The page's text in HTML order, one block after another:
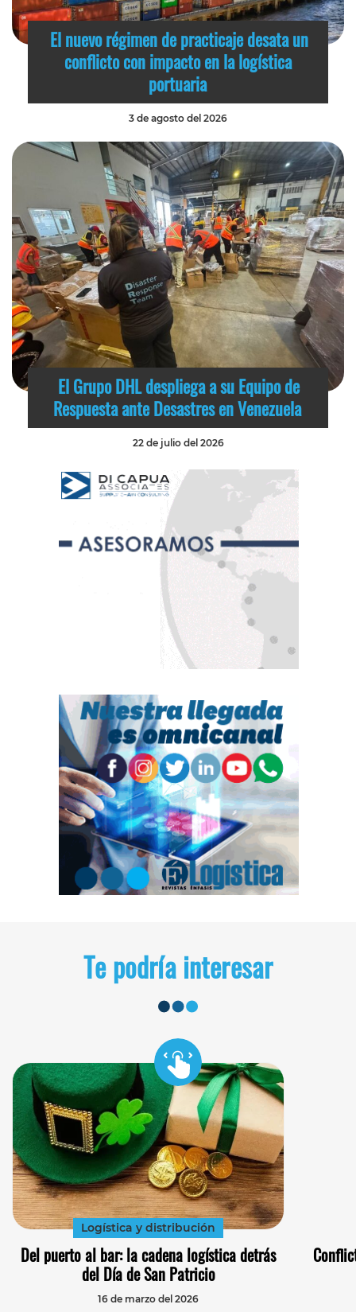
El nuevo régimen de practicaje desata un
conflicto con impacto en la logística
portuaria
3 de agosto del 2026
El Grupo DHL despliega a su Equipo de
Respuesta ante Desastres en Venezuela
22 de julio del 2026
Te podría interesar
Logística y distribución
Del puerto al bar: la cadena logística detrás
del Día de San Patricio
16 de marzo del 2026